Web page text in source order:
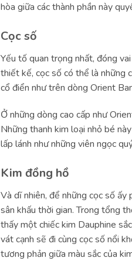
hòa giữa các thành phần này
Cọc số
Yếu tố quan trọng nhất, đóng
thiết kế, cọc số có thể là những
cổ điển như trên dòng Orient
Ở những dòng cao cấp như
Những thanh kim loại nhỏ bé
lấp lánh như những viên ngọc
Kim đồng hồ
Và dĩ nhiên, để những cọc số
sân khấu thời gian. Trong tổng
thấy một chiếc kim Dauphine
vát cạnh sẽ đi cùng cọc số nổi
tương phản giữa màu sắc của